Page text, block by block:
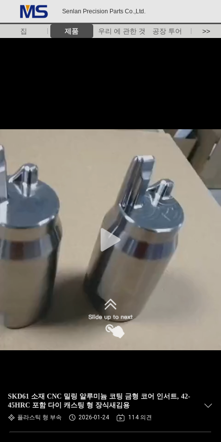
Senlan Precision Parts Co.,Ltd.
집 제품 우리 에 관한 것 공장 투어 >>
SKD61 소재 CNC 밀링 알루미늄 코팅 금형 코어 인서트, 42-
45HRC 포함 다이 캐스팅 형 장식새김용
플라스틱 형 부속 2026-01-24 114 의견